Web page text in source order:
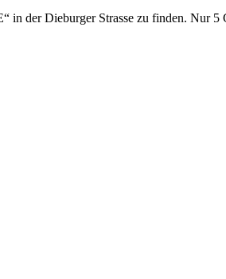
der Dieburger Strasse zu finden. Nur 5